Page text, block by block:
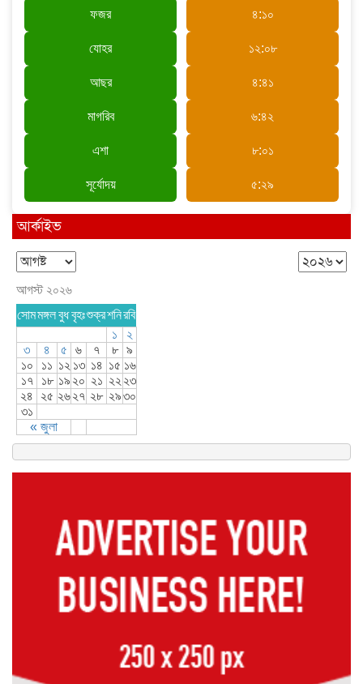
পত্নীতলায় মাসব্যাপী গ্রামীণ শিল্প ও বাণিজ্য
ফজর
যোহর
আছর
মাগরিব
এশা
সূর্যোদয়
৪:১০
১২:০৮
৪:৪১
৬:৪২
৮:০১
৫:২৯
আর্কাইভ
আগস্ট ২০২৬
সোমমঙ্গলবুধবৃহঃশুক্রশনিরবি
« জুলা
১
২
৩
৪ ৫ ৬ ৭ ৮
৯
১০
১১ ১২ ১৩ ১৪ ১৫ ১৬
১৭
১৮ ১৯ ২০ ২১ ২২ ২৩
২৪
২৫ ২৬২৭ ২৮ ২৯৩০
৩১